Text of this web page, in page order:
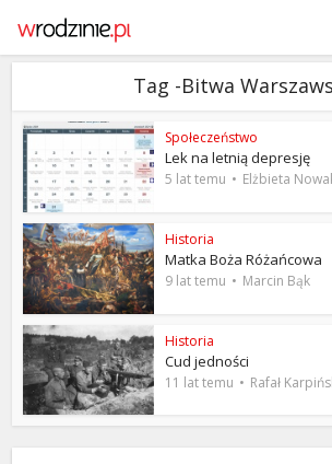
Tag -Bitwa
Społeczeństwo
Lek na letnią depresję
5 lat temu Elżbieta
Historia
Matka Boża Różańcowa
9 lat temu Marcin Bąk
Historia
Cud jedności
11 lat temu Rafał